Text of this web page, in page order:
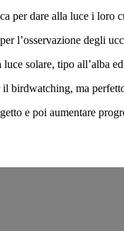
per dare alla luce i loro
l’osservazione degli
solare, tipo all’alba
birdwatching, ma
e poi aumentare